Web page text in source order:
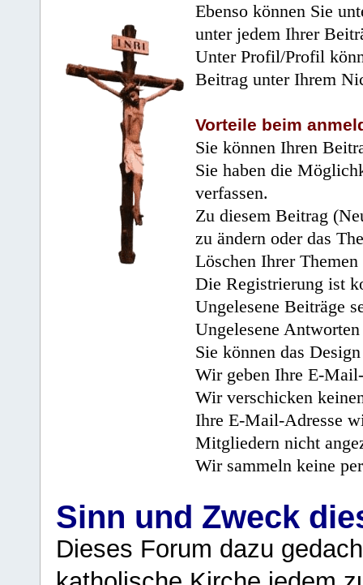
Ebenso können Sie
unter jedem Ihrer
Unter Profil/Profil
Beitrag unter Ihrem
Vorteile beim
Sie können Ihren
Sie haben die
verfassen.
Zu diesem Beitrag
zu ändern oder das
Löschen Ihrer
Die Registrierung ist
Ungelesene Beiträge
Ungelesene
Sie können das
Wir geben Ihre E-
Wir verschicken
Ihre E-Mail-Adresse
Mitgliedern nicht
Wir sammeln keine
Sinn und Zweck
Dieses Forum dazu